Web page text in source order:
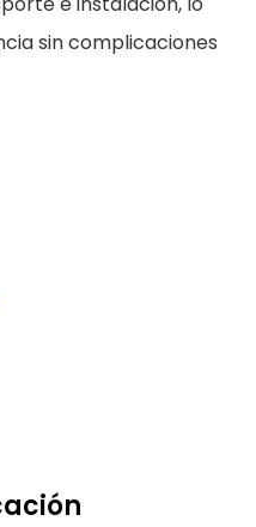
sin complicaciones